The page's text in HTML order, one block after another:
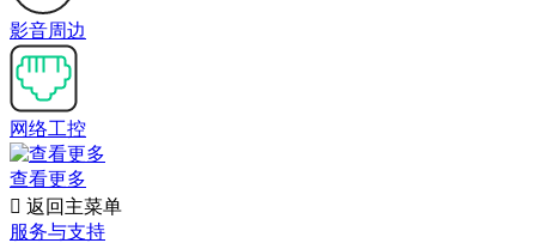
影音周边
网络工控
查看更多
 返回主菜单
服务与支持